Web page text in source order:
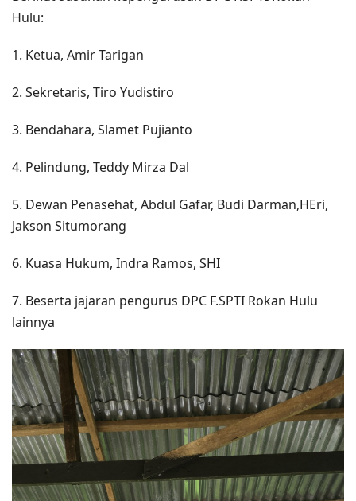
Hulu:
1. Ketua, Amir Tarigan
2. Sekretaris, Tiro Yudistiro
3. Bendahara, Slamet Pujianto
4. Pelindung, Teddy Mirza Dal
5. Dewan Penasehat, Abdul Gafar, Budi Darman,HEri,
Jakson Situmorang
6. Kuasa Hukum, Indra Ramos, SHI
7. Beserta jajaran pengurus DPC F.SPTI Rokan Hulu
lainnya